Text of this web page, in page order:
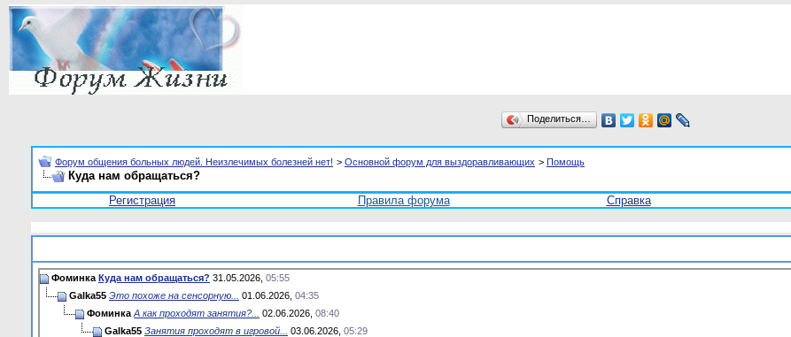
Поделиться…
Форум общения больных людей. Неизлечимых болезней нет! > Основной форум для выздоравливающих > Помощь
Куда нам обращаться?
Регистрация Правила форума Справка
Фоминка Куда нам обращаться? 31.05.2026, 05:55
Galka55 Это похоже на сенсорную... 01.06.2026, 04:35
Фоминка А как проходят занятия?... 02.06.2026, 08:40
Galka55 Занятия проходят в игровой... 03.06.2026, 05:29